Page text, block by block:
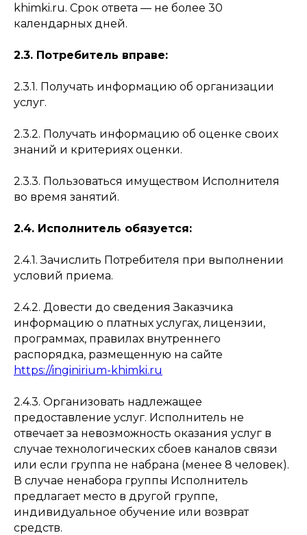
khimki.ru. Срок ответа — не более 30
календарных дней.
2.3. Потребитель вправе:
2.3.1. Получать информацию об организации
услуг.
2.3.2. Получать информацию об оценке своих
знаний и критериях оценки.
2.3.3. Пользоваться имуществом Исполнителя
во время занятий.
2.4. Исполнитель обязуется:
2.4.1. Зачислить Потребителя при выполнении
условий приема.
2.4.2. Довести до сведения Заказчика
информацию о платных услугах, лицензии,
программах, правилах внутреннего
распорядка, размещенную на сайте
https://inginirium-khimki.ru
2.4.3. Организовать надлежащее
предоставление услуг. Исполнитель не
отвечает за невозможность оказания услуг в
случае технологических сбоев каналов связи
или если группа не набрана (менее 8 человек).
В случае ненабора группы Исполнитель
предлагает место в другой группе,
индивидуальное обучение или возврат
средств.